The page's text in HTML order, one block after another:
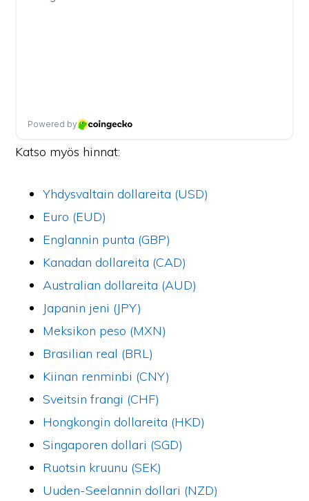
Katso myös hinnat:
Yhdysvaltain dollareita (USD)
Euro (EUD)
Englannin punta (GBP)
Kanadan dollareita (CAD)
Australian dollareita (AUD)
Japanin jeni (JPY)
Meksikon peso (MXN)
Brasilian real (BRL)
Kiinan renminbi (CNY)
Sveitsin frangi (CHF)
Hongkongin dollareita (HKD)
Singaporen dollari (SGD)
Ruotsin kruunu (SEK)
Uuden-Seelannin dollari (NZD)